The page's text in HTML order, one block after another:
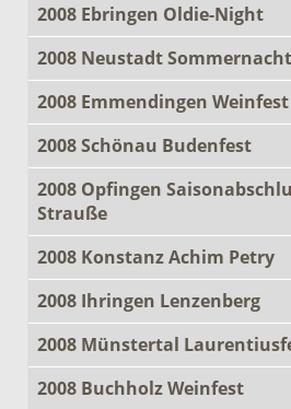
2008 Ebringen Oldie-Night
2008 Neustadt
2008 Emmendingen Weinfest
2008 Schönau Budenfest
2008 Opfingen
Strauße
2008 Konstanz Achim Petry
2008 Ihringen Lenzenberg
2008 Münstertal
2008 Buchholz Weinfest